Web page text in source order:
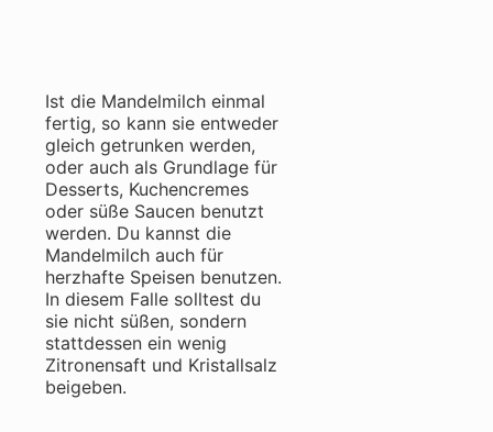
Ist die Mandelmilch einmal
fertig, so kann sie entweder
gleich getrunken werden,
oder auch als Grundlage für
Desserts, Kuchencremes
oder süße Saucen benutzt
werden. Du kannst die
Mandelmilch auch für
herzhafte Speisen benutzen.
In diesem Falle solltest du
sie nicht süßen, sondern
stattdessen ein wenig
Zitronensaft und Kristallsalz
beigeben.